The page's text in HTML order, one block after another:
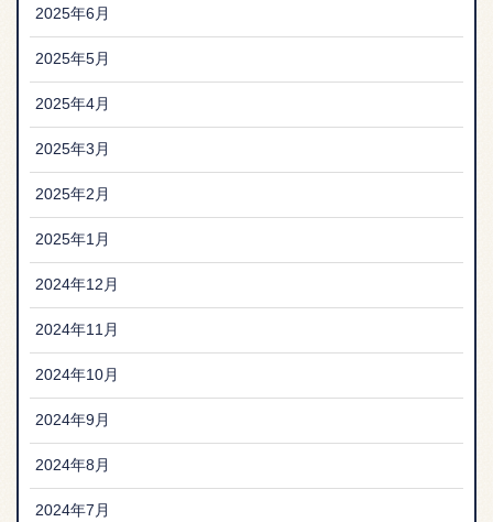
2025年6月
2025年5月
2025年4月
2025年3月
2025年2月
2025年1月
2024年12月
2024年11月
2024年10月
2024年9月
2024年8月
2024年7月